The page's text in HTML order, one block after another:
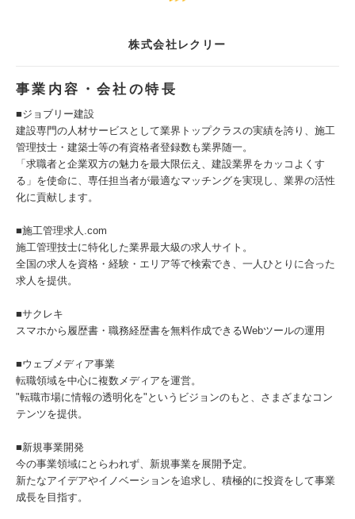
株式会社レクリー
事業内容・会社の特長
■ジョブリー建設
建設専門の人材サービスとして業界トップクラスの実績を誇り、施工
管理技士・建築士等の有資格者登録数も業界随一。
「求職者と企業双方の魅力を最大限伝え、建設業界をカッコよくす
る」を使命に、専任担当者が最適なマッチングを実現し、業界の活性
化に貢献します。
■施工管理求人.com
施工管理技士に特化した業界最大級の求人サイト。
全国の求人を資格・経験・エリア等で検索でき、一人ひとりに合った
求人を提供。
■サクレキ
スマホから履歴書・職務経歴書を無料作成できるWebツールの運用
■ウェブメディア事業
転職領域を中心に複数メディアを運営。
"転職市場に情報の透明化を"というビジョンのもと、さまざまなコン
テンツを提供。
■新規事業開発
今の事業領域にとらわれず、新規事業を展開予定。
新たなアイデアやイノベーションを追求し、積極的に投資をして事業
成長を目指す。